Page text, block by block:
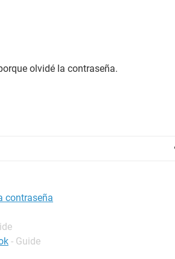
olvidé la contraseña.
contraseña
- Guide